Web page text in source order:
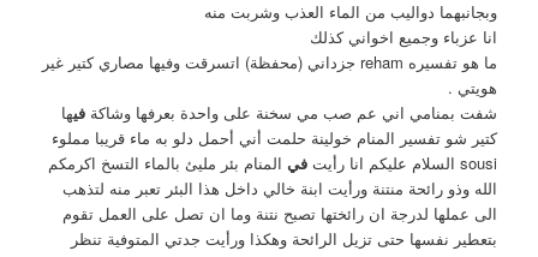
وبجانبهما دواليب من الماء العذب وشربت منه
انا عزباء وجميع اخواني كذلك
ما هو تفسيره reham جزداني (محفظة) اتسرقت وفيها مصاري كتير غير
هويتي .
شفت بمنامي اني عم صب مي سخنة على واحدة بعرفها وشاكةفيها
كتير شو تفسير المنام خولينة حلمت أني أحمل دلو به ماء قريبا مملوء
sousi السلام عليكم انا رأيت
في المنام بئر مليئ بالماء التسخ اكرمكم
الله وذو رائحة منتنة ورأيت ابنة خالي داخل هذا البئر تعبر منه لتذهب
الى عملها لدرجة ان رائختها تصبح نتنة وما ان تصل على العمل تقوم
بتعطير نفسها حتى تزيل الرائحة وهكذا ورأيت جدتي المتوفية تنظر